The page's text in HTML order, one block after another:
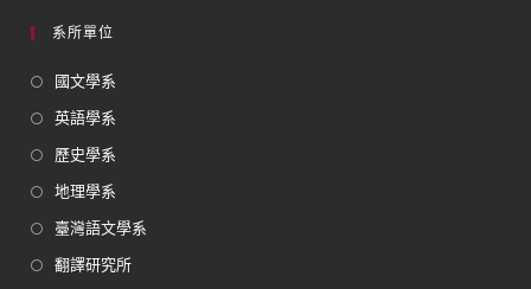
系所單位
國文學系
英語學系
歷史學系
地理學系
臺灣語文學系
翻譯研究所